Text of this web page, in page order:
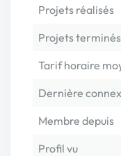
Projets réalisés
Projets terminés
Tarif horaire
Dernière
Membre depuis
Profil vu